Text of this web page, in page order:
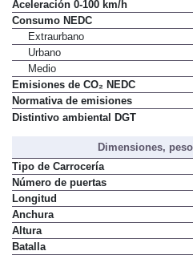
Aceleración 0-100 km/h
Consumo NEDC
Extraurbano
Urbano
Medio
Emisiones de CO₂ NEDC
Normativa de emisiones
Distintivo ambiental DGT
Dimensiones,
Tipo de Carrocería
Número de puertas
Longitud
Anchura
Altura
Batalla